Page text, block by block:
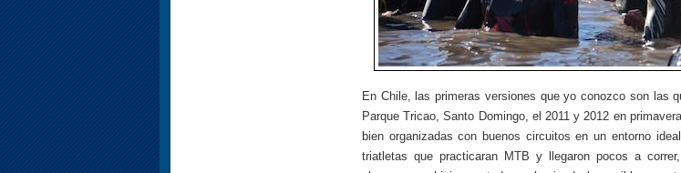
En Chile, las primeras versiones que yo conozco son las
Parque Tricao, Santo Domingo, el 2011 y 2012 en
bien organizadas con buenos circuitos en un entorno
triatletas que practicaran MTB y llegaron pocos a